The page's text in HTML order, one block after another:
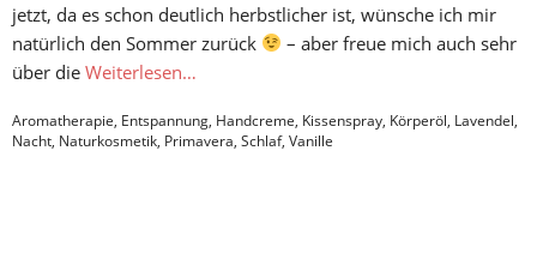
jetzt, da es schon deutlich herbstlicher ist, wünsche ich mir
natürlich den Sommer zurück
– aber freue mich auch sehr
über die Weiterlesen…
Aromatherapie, Entspannung, Handcreme, Kissenspray, Körperöl, Lavendel,
Nacht, Naturkosmetik, Primavera, Schlaf, Vanille